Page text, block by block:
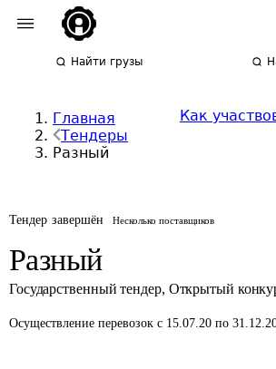
Найти грузы
Главная
Тендеры
Разный
Как
Тендер завершён Несколько поставщиков
Разный
Государственный тендер, Открытый
Осуществление перевозок с 15.07.20 по